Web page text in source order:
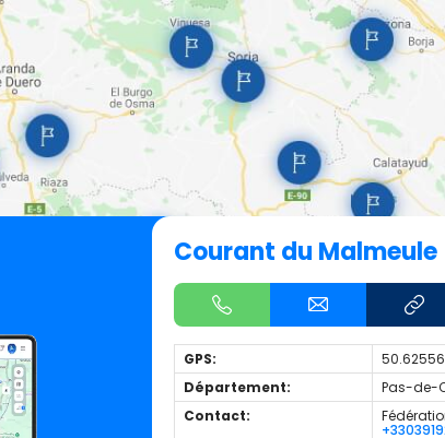
Courant du Malmeule
GPS:
Département:
Pas-de-
Contact: